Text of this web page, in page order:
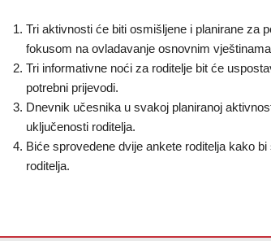
Tri aktivnosti će biti osmišljene i planirane za
fokusom na ovladavanje osnovnim
Tri informativne noći za roditelje bit će
potrebni prijevodi.
Dnevnik učesnika u svakoj planiranoj
uključenosti roditelja.
Biće sprovedene dvije ankete roditelja kako
roditelja.